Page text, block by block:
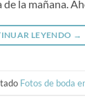
la mañana.
LEYENDO →
Fotos de boda